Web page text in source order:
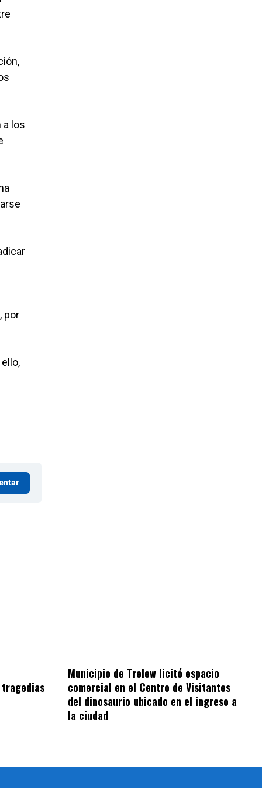
a los
por
Municipio de Trelew licitó espacio
comercial en el Centro de Visitantes
del dinosaurio ubicado en el ingreso a
la ciudad